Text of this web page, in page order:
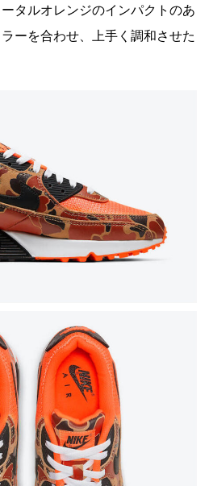
タルオレンジのインパクトのあ
ーを合わせ、上手く調和させた